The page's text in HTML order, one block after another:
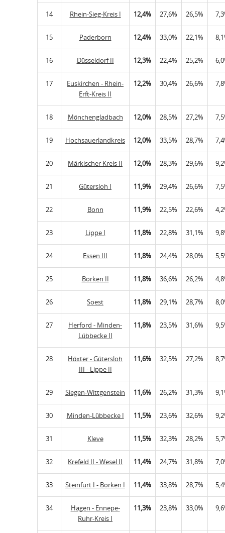
14 Rhein-Sieg-Kreis I 12,4% 27,6% 26,5%
15 Paderborn 12,4% 33,0% 22,1%
16 Düsseldorf II 12,3% 22,4% 25,2%
17
Euskirchen - Rhein-
Erft-Kreis II
12,2% 30,4% 26,6%
18 Mönchengladbach 12,0% 28,5% 27,2%
19 Hochsauerlandkreis 12,0% 33,5% 28,7%
20 Märkischer Kreis II 12,0% 28,3% 29,6%
21 Gütersloh I 11,9% 29,4% 26,6%
22 Bonn 11,9% 22,5% 22,6%
23 Lippe I 11,8% 22,8% 31,1%
24 Essen III 11,8% 24,4% 28,0%
25 Borken II 11,8% 36,6% 26,2%
26 Soest 11,8% 29,1% 28,7%
27
Herford - Minden-
Lübbecke II
11,8% 23,5% 31,6%
28
Höxter - Gütersloh
III - Lippe II
11,6% 32,5% 27,2%
29 Siegen-Wittgenstein 11,6% 26,2% 31,3%
30 Minden-Lübbecke I 11,5% 23,6% 32,6%
31 Kleve 11,5% 32,3% 28,2%
32 Krefeld II - Wesel II 11,4% 24,7% 31,8%
33 Steinfurt I - Borken I 11,4% 33,8% 28,7%
34
Hagen - Ennepe-
Ruhr-Kreis I
11,3% 23,8% 33,0%